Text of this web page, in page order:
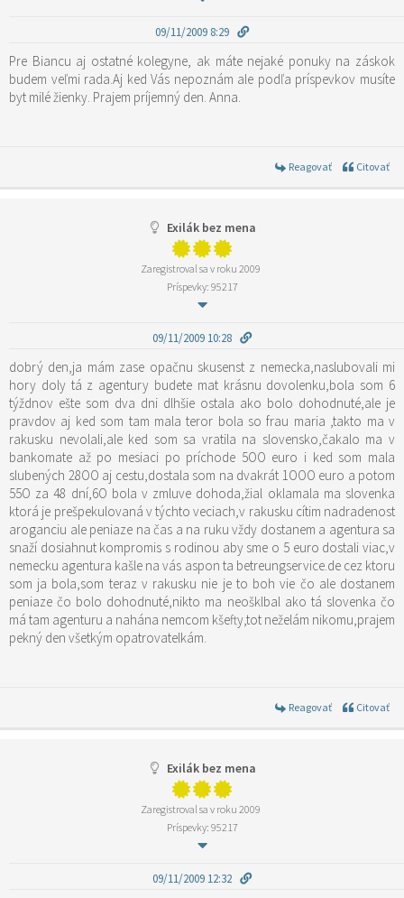
09/11/2009 8:29
Pre Biancu aj ostatné kolegyne, ak máte nejaké ponuky na záskok
budem veľmi rada.Aj ked Vás nepoznám ale podľa príspevkov musíte
byt milé žienky. Prajem príjemný den. Anna.
Reagovať Citovať
Exilák bez mena
Zaregistroval sa v roku 2009
Príspevky: 95217
09/11/2009 10:28
dobrý den,ja mám zase opačnu skusenst z nemecka,naslubovali mi
hory doly tá z agentury budete mat krásnu dovolenku,bola som 6
týždnov ešte som dva dni dlhšie ostala ako bolo dohodnuté,ale je
pravdov aj ked som tam mala teror bola so frau maria ,takto ma v
rakusku nevolali,ale ked som sa vratila na slovensko,čakalo ma v
bankomate až po mesiaci po príchode 5OO euro i ked som mala
slubených 28OO aj cestu,dostala som na dvakrát 1OOO euro a potom
55O za 48 dní,6O bola v zmluve dohoda,žial oklamala ma slovenka
ktorá je prešpekulovaná v týchto veciach,v rakusku cítim nadradenost
aroganciu ale peniaze na čas a na ruku vždy dostanem a agentura sa
snaží dosiahnut kompromis s rodinou aby sme o 5 euro dostali viac,v
nemecku agentura kašle na vás aspon ta betreungservice.de cez ktoru
som ja bola,som teraz v rakusku nie je to boh vie čo ale dostanem
peniaze čo bolo dohodnuté,nikto ma neošklbal ako tá slovenka čo
má tam agenturu a nahána nemcom kšefty,tot neželám nikomu,prajem
pekný den všetkým opatrovatelkám.
Reagovať Citovať
Exilák bez mena
Zaregistroval sa v roku 2009
Príspevky: 95217
09/11/2009 12:32